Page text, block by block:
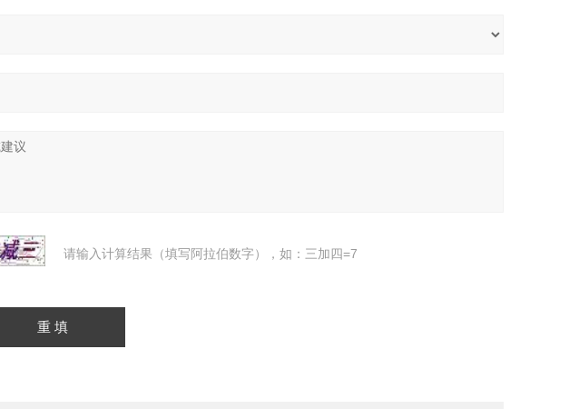
请输入计算结果（填写阿拉伯数字），如：三加四=7